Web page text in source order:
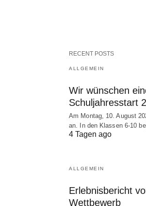
RECENT POSTS
ALLGEMEIN
Wir wünschen
Schuljahresstart
Am Montag, 10. August
an. In den Klassen 6-10
4 Tagen ago
ALLGEMEIN
Erlebnisbericht
Wettbewerb